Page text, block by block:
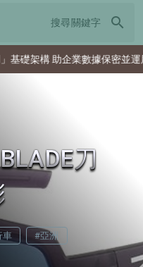
search
構 助企業數據保密並運用AI
刀
車 #亞洲